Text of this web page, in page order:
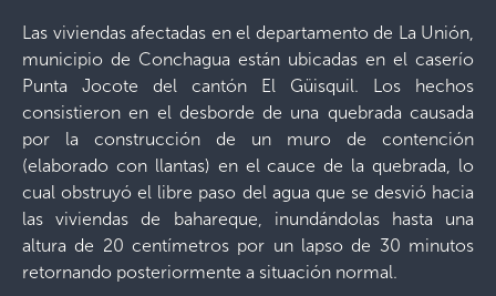
Las viviendas afectadas en el departamento de La Unión,
municipio de Conchagua están ubicadas en el caserío
Punta Jocote del cantón El Güisquil. Los hechos
consistieron en el desborde de una quebrada causada
por la construcción de un muro de contención
(elaborado con llantas) en el cauce de la quebrada, lo
cual obstruyó el libre paso del agua que se desvió hacia
las viviendas de bahareque, inundándolas hasta una
altura de 20 centímetros por un lapso de 30 minutos
retornando posteriormente a situación normal.